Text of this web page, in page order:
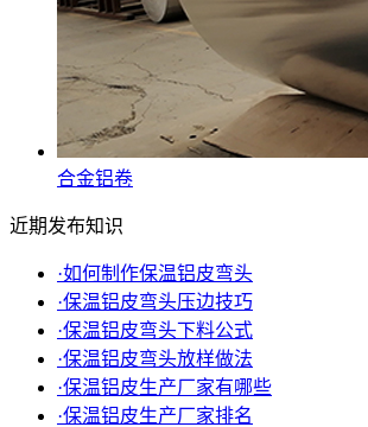
合金铝卷
近期发布知识
·如何制作保温铝皮弯头
·保温铝皮弯头压边技巧
·保温铝皮弯头下料公式
·保温铝皮弯头放样做法
·保温铝皮生产厂家有哪些
·保温铝皮生产厂家排名